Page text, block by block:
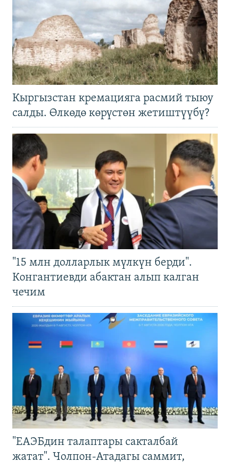
Кыргызстан кремацияга расмий тыюу
салды. Өлкөдө көрүстөн жетиштүүбү?
"15 млн долларлык мүлкүн берди".
Конгантиевди абактан алып калган
чечим
"ЕАЭБдин талаптары сакталбай
жатат". Чолпон-Атадагы саммит,